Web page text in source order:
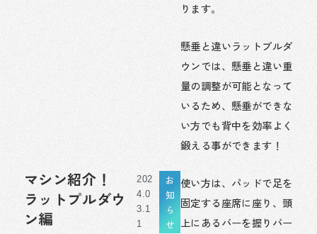
マシン紹介！
ラットプルダウ
ン編
202
4.0
3.1
1
お
知
ら
せ
ります。
懸垂と違いラットプルダ
ウンでは、懸垂と違い重
量の調整が可能となって
いるため、懸垂ができな
い方でも背中を効率よく
鍛える事ができます！
使い方は、パッドで足を
固定する座席に座り、頭
上にあるバーを握りバー